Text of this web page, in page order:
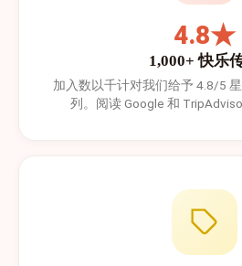
4.8★
1,000+ 快乐
加入数以千计对我们给予 4.8/5
列。阅读 Google 和